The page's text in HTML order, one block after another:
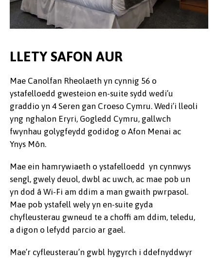
LLETY SAFON AUR
Mae Canolfan Rheolaeth yn cynnig 56 o
ystafelloedd gwesteion en-suite sydd wedi’u
graddio yn 4 Seren gan Croeso Cymru. Wedi’i lleoli
yng nghalon Eryri, Gogledd Cymru, gallwch
fwynhau golygfeydd godidog o Afon Menai ac
Ynys Môn.
Mae ein hamrywiaeth o ystafelloedd yn cynnwys
sengl, gwely deuol, dwbl ac uwch, ac mae pob un
yn dod â Wi-Fi am ddim a man gwaith pwrpasol.
Mae pob ystafell wely yn en-suite gyda
chyfleusterau gwneud te a choffi am ddim, teledu,
a digon o lefydd parcio ar gael.
Mae’r cyfleusterau’n gwbl hygyrch i ddefnyddwyr